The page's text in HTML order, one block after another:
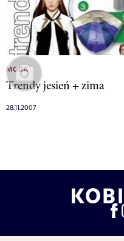
MODA
Trendy jesień + zima
28.11.2007